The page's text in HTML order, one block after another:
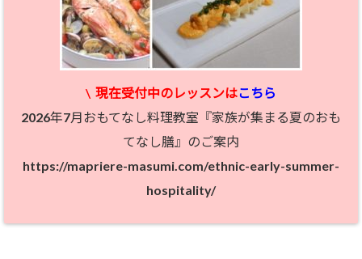
\ 現在受付中のレッスンはこちら
2026年7月おもてなし料理教室『家族が集まる夏のおも
てなし膳』のご案内
https://mapriere-masumi.com/ethnic-early-summer-
hospitality/